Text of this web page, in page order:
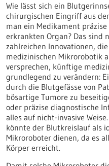
Wie lässt sich ein
chirurgischen Eingriff aus
man ein Medikament
erkrankten Organ? Das sind
zahlreichen Innovationen,
medizinischen Mikrorobotik
versprechen, künftige
grundlegend zu verändern:
durch die Blutgefässe von
bösartige Tumore zu
oder präzise diagnostische
alles auf nicht-invasive
könnte der Blutkreislauf als
Mikroroboter dienen, da es
Körper erreicht.